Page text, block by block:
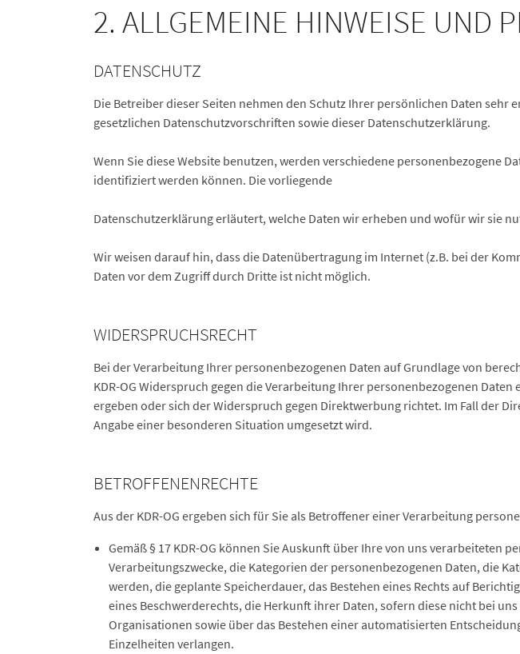
2. ALLGEMEINE HINWEISE UND
DATENSCHUTZ
Die Betreiber dieser Seiten nehmen den Schutz Ihrer persönlichen Daten
gesetzlichen Datenschutzvorschriften sowie dieser Datenschutzerklärung.
Wenn Sie diese Website benutzen, werden verschiedene personenbezogene
identifiziert werden können. Die vorliegende
Datenschutzerklärung erläutert, welche Daten wir erheben und wofür wir sie
Wir weisen darauf hin, dass die Datenübertragung im Internet (z.B. bei der
Daten vor dem Zugriff durch Dritte ist nicht möglich.
WIDERSPRUCHSRECHT
Bei der Verarbeitung Ihrer personenbezogenen Daten auf Grundlage von
KDR-OG Widerspruch gegen die Verarbeitung Ihrer personenbezogenen
ergeben oder sich der Widerspruch gegen Direktwerbung richtet. Im Fall der
Angabe einer besonderen Situation umgesetzt wird.
BETROFFENENRECHTE
Aus der KDR-OG ergeben sich für Sie als Betroffener einer Verarbeitung
Gemäß § 17 KDR-OG können Sie Auskunft über Ihre von uns verarbeiteten
Verarbeitungszwecke, die Kategorien der personenbezogenen Daten, die
werden, die geplante Speicherdauer, das Bestehen eines Rechts auf
eines Beschwerderechts, die Herkunft ihrer Daten, sofern diese nicht bei
Organisationen sowie über das Bestehen einer automatisierten
Einzelheiten verlangen.